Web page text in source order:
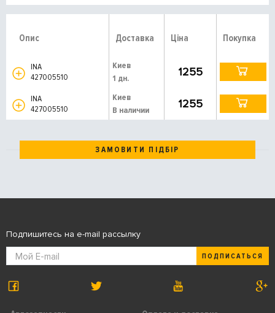
Опис Доставка Ціна Покупка
INA
427005510
Киев
1 дн.
1255
INA
427005510
Киев
В наличии
1255
ЗАМОВИТИ ПІДБІР
Подпишитесь на e-mail рассылку
ПОДПИСАТЬСЯ